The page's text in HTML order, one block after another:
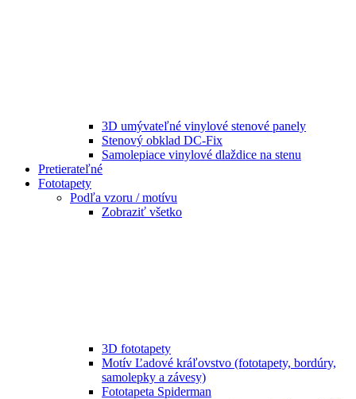
3D umývateľné vinylové stenové panely
Stenový obklad DC-Fix
Samolepiace vinylové dlaždice na stenu
Pretierateľné
Fototapety
Podľa vzoru / motívu
Zobraziť všetko
3D fototapety
Motív Ľadové kráľovstvo (fototapety, bordúry,
samolepky a závesy)
Fototapeta Spiderman